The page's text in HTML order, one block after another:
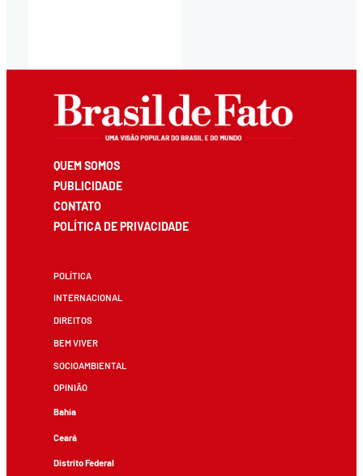
QUEM SOMOS
PUBLICIDADE
CONTATO
POLÍTICA DE PRIVACIDADE
POLÍTICA
INTERNACIONAL
DIREITOS
BEM VIVER
SOCIOAMBIENTAL
OPINIÃO
Bahia
Ceará
Distrito Federal